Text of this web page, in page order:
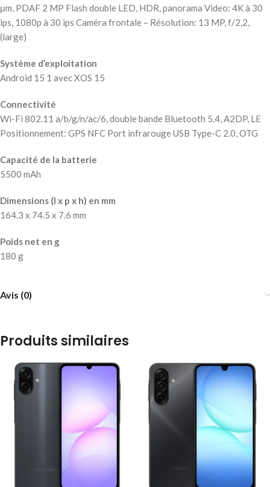
μm, PDAF 2 MP Flash double LED, HDR, panorama Video: 4K à 30
ips, 1080p à 30 ips Caméra frontale – Résolution: 13 MP, f/2,2,
(large)
Système d’exploitation
Android 15 1 avec XOS 15
Connectivité
Wi-Fi 802.11 a/b/g/n/ac/6, double bande Bluetooth 5.4, A2DP, LE
Positionnement: GPS NFC Port infrarouge USB Type-C 2.0, OTG
Capacité de la batterie
5500 mAh
Dimensions (l x p x h) en mm
164.3 x 74.5 x 7.6 mm
Poids net en g
180 g
Avis (0)
Produits similaires